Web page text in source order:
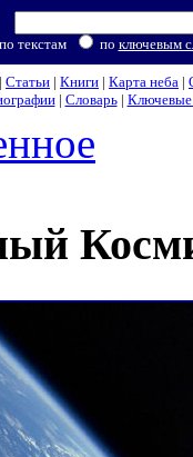
по текстам по ключевым
| Статьи | Книги | Карта неба |
| Словарь| Ключевые